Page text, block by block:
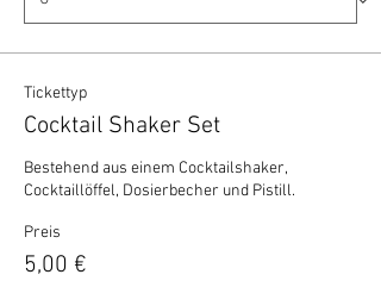
Tickettyp
Cocktail Shaker Set
Bestehend aus einem Cocktailshaker,
Cocktaillöffel, Dosierbecher und Pistill.
Preis
5,00 €